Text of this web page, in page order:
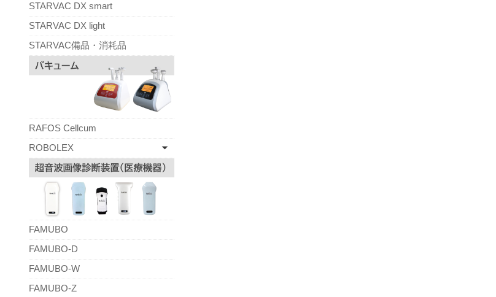
STARVAC DX smart
STARVAC DX light
STARVAC備品・消耗品
RAFOS Cellcum
ROBOLEX
FAMUBO
FAMUBO-D
FAMUBO-W
FAMUBO-Z